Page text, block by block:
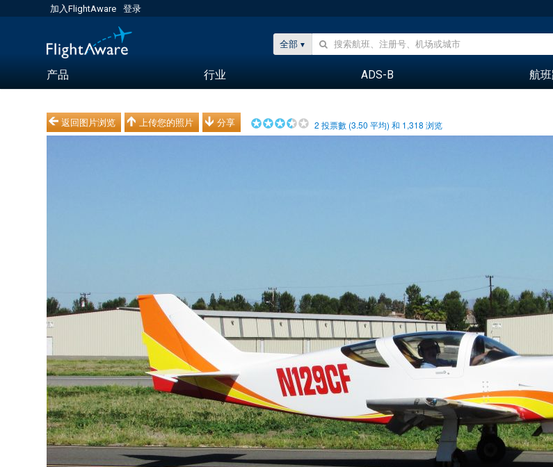
加入FlightAware 登录
全部
产品 行业 ADS-B 航
返回图片浏览 上传您的照片 分享 2 投票數 (3.50 平均) 和 1,318 浏览